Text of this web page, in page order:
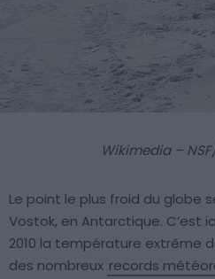
Wikimedia –
Le point le plus froid du globe
Vostok, en Antarctique. C’est
2010 la température extrême
des nombreux records